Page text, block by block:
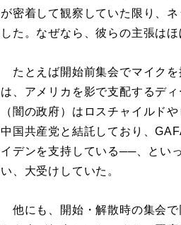
が密着して観察していた限り、
した。なぜなら、彼らの主張は
たとえば開始前集会でマイクを
は、アメリカを影で支配するディ
（闇の政府）はロスチャイルド
中国共産党と結託しており、
イデンを支持している──、とい
い、大受けしていた。
他にも、開始・解散時の集会で